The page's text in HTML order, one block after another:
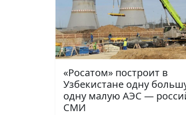
«Росатом» построит в
Узбекистане одну
одну малую АЭС —
СМИ